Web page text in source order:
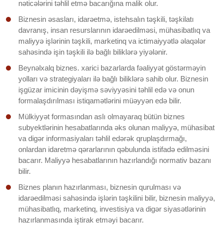
nəticələrini təhlil etmə bacarığına malik olur.
Biznesin əsasları, idarəetmə, istehsalın təşkili, təşkilatı
davranış, insan resurslarının idarəedilməsi, mühasibatlıq va
maliyyə işlərinin təşkili, marketinq va ictimaiyyətlə əlaqələr
sahəsində işin təşkili ilə bağlı biliklərə yiyələnir.
Beynəlxalq biznes. xarici bazarlarda fəaliyyət göstərməyin
yolları və strategiyaları ilə bağlı biliklərə sahib olur. Biznesin
işgüzar imicinin dəyişmə səviyyəsini təhlil edə və onun
formalaşdırılması istiqamətlərini müəyyən edə bilir.
Mülkiyyət formasından aslı olmayaraq bütün biznes
subyektlərinin hesabatlarında əks olunan maliyyə, mühasibat
va digər informasiyaları təhlil edərək qruplaşdırmağı,
onlardan idaretmə qərarlarının qəbulunda istifadə edilməsini
bacarır. Maliyyə hesabatlarının hazırlandığı normativ bazanı
bilir.
Biznes planın hazırlanması, biznesin qurulması və
idarəedilməsi sahəsində işlərin təşkilini bilir, biznesin maliyyə,
mühasibatlıq, marketinq, investisiya va digər siyasətlərinin
hazırlanmasında iştirak etməyi bacarır.